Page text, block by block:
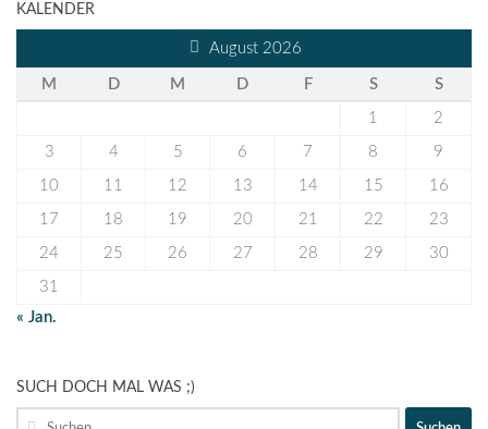
KALENDER
August 2026
M D M D F S S
1 2
3 4 5 6 7 8 9
10 11 12 13 14 15 16
17 18 19 20 21 22 23
24 25 26 27 28 29 30
31
« Jan.
SUCH DOCH MAL WAS ;)
Suche